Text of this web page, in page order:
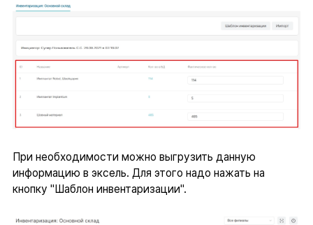
При необходимости можно выгрузить данную
информацию в эксель. Для этого надо нажать на
кнопку "Шаблон инвентаризации".